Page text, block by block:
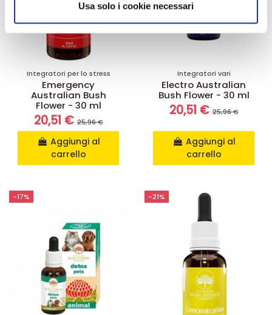
informazioni sul modo in cui utilizza il nostro sito con i
nostri partner che si occupano di analisi dei dati web,
pubblicità e social media, i quali potrebbero combinarle
con altre informazioni che ha fornito loro o che hanno
raccolto dal suo utilizzo dei loro servizi.
Usa solo i cookie necessari
Integratori per lo stress
Emergency
Australian Bush
Flower - 30 ml
20,51 €25,96 €
Aggiungi al
carrello
Integratori vari
Electro Australian
Bush Flower - 30 ml
20,51 €25,96 €
Aggiungi al
carrello
-17% -21%